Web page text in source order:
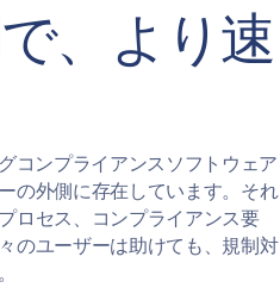
、より速
コンプライアンスソフトウェア
の外側に存在しています。それ
ロセス、コンプライアンス要
のユーザーは助けても、規制対